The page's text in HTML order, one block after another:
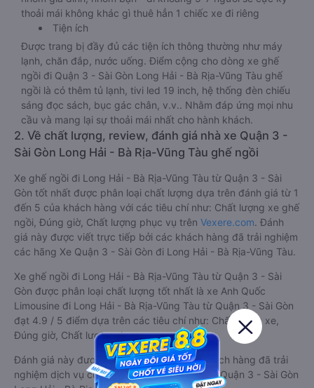
thoải mái không khác gì thuê hẳn 1 chiếc xe đi riêng
Tiện ích
Được trang bị đầy đủ các tiện ích thông thường như máy
lạnh, chăn đắp, nước uống. Điểm cộng cho dòng xe ghế
ngồi đi Quận 3 - Sài Gòn Long Hải - Bà Rịa-Vũng Tàu ghế
ngồi là có thêm tủ lạnh, tivi led 19 inch, hệ thống đèn chiếu
sáng đọc sách, bục gác chân, v.v.. Nhằm đáp ứng mọi nhu
cầu và mang lại sự thoải mái nhất cho hành khách.
2. Về chất lượng, review, đánh giá nhà xe Quận 3 -
Sài Gòn Long Hải - Bà Rịa-Vũng Tàu ghế ngồi
Xe ghế ngồi đi Long Hải - Bà Rịa-Vũng Tàu từ Quận 3 - Sài
Gòn tốt nhất được phân loại chất lượng dựa trên đánh giá từ 1
đến 5 của khách hàng với các tiêu chí như: Chất lượng xe ghế
ngồi, Đúng giờ, Chất lượng phục vụ trên Vexere.com. Đánh
giá này được viết trực tiếp bởi các khách hàng đã trải nghiệm
các hãng Xe Quận 3 - Sài Gòn đi Long Hải - Bà Rịa-Vũng Tàu.
Xe ghế ngồi đi Long Hải - Bà Rịa-Vũng Tàu từ Quận 3 - Sài
Gòn được phân loại chất lượng tốt nhất là xe Anh Quốc
Limousine đi Long Hải - Bà Rịa-Vũng Tàu từ Quận 3 - Sài Gòn
đạt 4.9 / 5 điểm dựa trên các tiêu chí như: Chất lượng xe,
Đúng giờ, Chất lượng phục vụ.
Đánh giá này được viết trực tiếp bởi các khách hàng đã trải
nghiệm dịch vụ của các hãng xe ghế ngồi đi Quận 3 - Sài Gòn